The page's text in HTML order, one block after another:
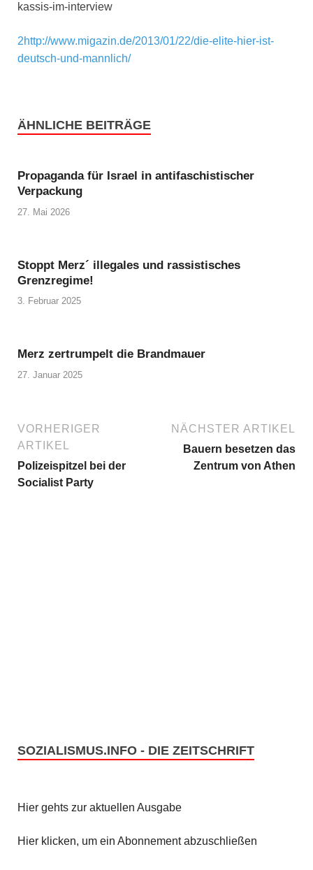
kassis-im-interview
2http://www.migazin.de/2013/01/22/die-elite-hier-ist-
deutsch-und-mannlich/
ÄHNLICHE BEITRÄGE
Propaganda für Israel in antifaschistischer
Verpackung
27. Mai 2026
Stoppt Merz´ illegales und rassistisches
Grenzregime!
3. Februar 2025
Merz zertrumpelt die Brandmauer
27. Januar 2025
VORHERIGER
ARTIKEL
Polizeispitzel bei der
Socialist Party
NÄCHSTER ARTIKEL
Bauern besetzen das
Zentrum von Athen
SOZIALISMUS.INFO - DIE ZEITSCHRIFT
Hier gehts zur aktuellen Ausgabe
Hier klicken, um ein Abonnement abzuschließen